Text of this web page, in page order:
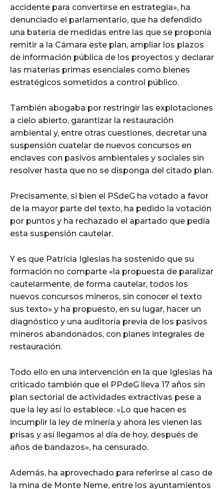
accidente para convertirse en estrategia», ha
denunciado el parlamentario, que ha defendido
una batería de medidas entre las que se proponía
remitir a la Cámara este plan, ampliar los plazos
de información pública de los proyectos y declarar
las materias primas esenciales como bienes
estratégicos sometidos a control público.
También abogaba por restringir las explotaciones
a cielo abierto, garantizar la restauración
ambiental y, entre otras cuestiones, decretar una
suspensión cuatelar de nuevos concursos en
enclaves con pasivos ambientales y sociales sin
resolver hasta que no se disponga del citado plan.
Precisamente, si bien el PSdeG ha votado a favor
de la mayor parte del texto, ha pedido la votación
por puntos y ha rechazado el apartado que pedía
esta suspensión cautelar.
Y es que Patricia Iglesias ha sostenido que su
formación no comparte «la propuesta de paralizar
cautelarmente, de forma cautelar, todos los
nuevos concursos mineros, sin conocer el texto
sus texto» y ha propuesto, en su lugar, hacer un
diagnóstico y una auditoría previa de los pasivos
mineros abandonados, con planes integrales de
restauración.
Todo ello en una intervención en la que Iglesias ha
criticado también que el PPdeG lleva 17 años sin
plan sectorial de actividades extractivas pese a
que la ley así lo establece. «Lo que hacen es
incumplir la ley de minería y ahora les vienen las
prisas y así llegamos al día de hoy, después de
años de bandazos», ha censurado.
Además, ha aprovechado para referirse al caso de
la mina de Monte Neme, entre los ayuntamientos